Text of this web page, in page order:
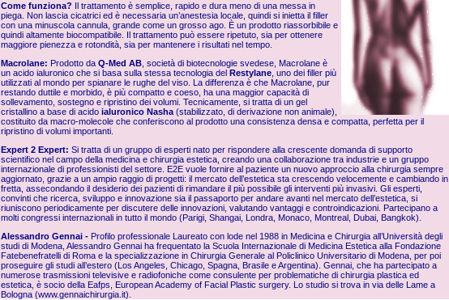
Come funziona? Il trattamento è semplice, rapido e dura meno di una messa in
piega. Non lascia cicatrici ed è necessaria un’anestesia locale, quindi si inietta il filler
con una minuscola cannula, grande come un grosso ago. È un prodotto riassorbibile e
quindi altamente biocompatibile. Il trattamento può essere ripetuto, sia per ottenere
maggiore pienezza e rotondità, sia per mantenere i risultati nel tempo.
Macrolane: Prodotto da Q-Med AB , società di biotecnologie svedese, Macrolane è
un acido ialuronico che si basa sulla stessa tecnologia del Restylane , uno dei filler più
utilizzati al mondo per spianare le rughe del viso. La differenza è che Macrolane, pur
restando duttile e morbido, è più compatto e coeso, ha una maggior capacità di
sollevamento, sostegno e ripristino dei volumi. Tecnicamente, si tratta di un gel
cristallino a base di acido ialuronico Nasha (stabilizzato, di derivazione non animale),
costituito da macro-molecole che conferiscono al prodotto una consistenza densa e compatta, perfetta per il
ripristino di volumi importanti.
Expert 2 Expert: Si tratta di un gruppo di esperti nato per rispondere alla crescente domanda di supporto
scientifico nel campo della medicina e chirurgia estetica, creando una collaborazione tra industrie e un gruppo
internazionale di professionisti del settore. E2E vuole fornire al paziente un nuovo approccio alla chirurgia sempre
aggiornato, grazie a un ampio raggio di progetti: il mercato dell’estetica sta crescendo velocemente e cambiando in
fretta, assecondando il desiderio dei pazienti di rimandare il più possibile gli interventi più invasivi. Gli esperti,
convinti che ricerca, sviluppo e innovazione sia il passaporto per andare avanti nel mercato dell’estetica, si
riuniscono periodicamente per discutere delle innovazioni, valutando vantaggi e controindicazioni. Partecipano a
molti congressi internazionali in tutto il mondo (Parigi, Shangai, Londra, Monaco, Montreal, Dubai, Bangkok).
Alessandro Gennai - Profilo professionale Laureato con lode nel 1988 in Medicina e Chirurgia all’Università degli
studi di Modena, Alessandro Gennai ha frequentato la Scuola Internazionale di Medicina Estetica alla Fondazione
Fatebenefratelli di Roma e la specializzazione in Chirurgia Generale al Policlinico Universitario di Modena, per poi
proseguire gli studi all’estero (Los Angeles, Chicago, Spagna, Brasile e Argentina). Gennai, che ha partecipato a
numerose trasmissioni televisive e radiofoniche come consulente per problematiche di chirurgia plastica ed
estetica, è socio della Eafps, European Academy of Facial Plastic surgery. Lo studio si trova in via delle Lame a
Bologna (www.gennaichirurgia.it).